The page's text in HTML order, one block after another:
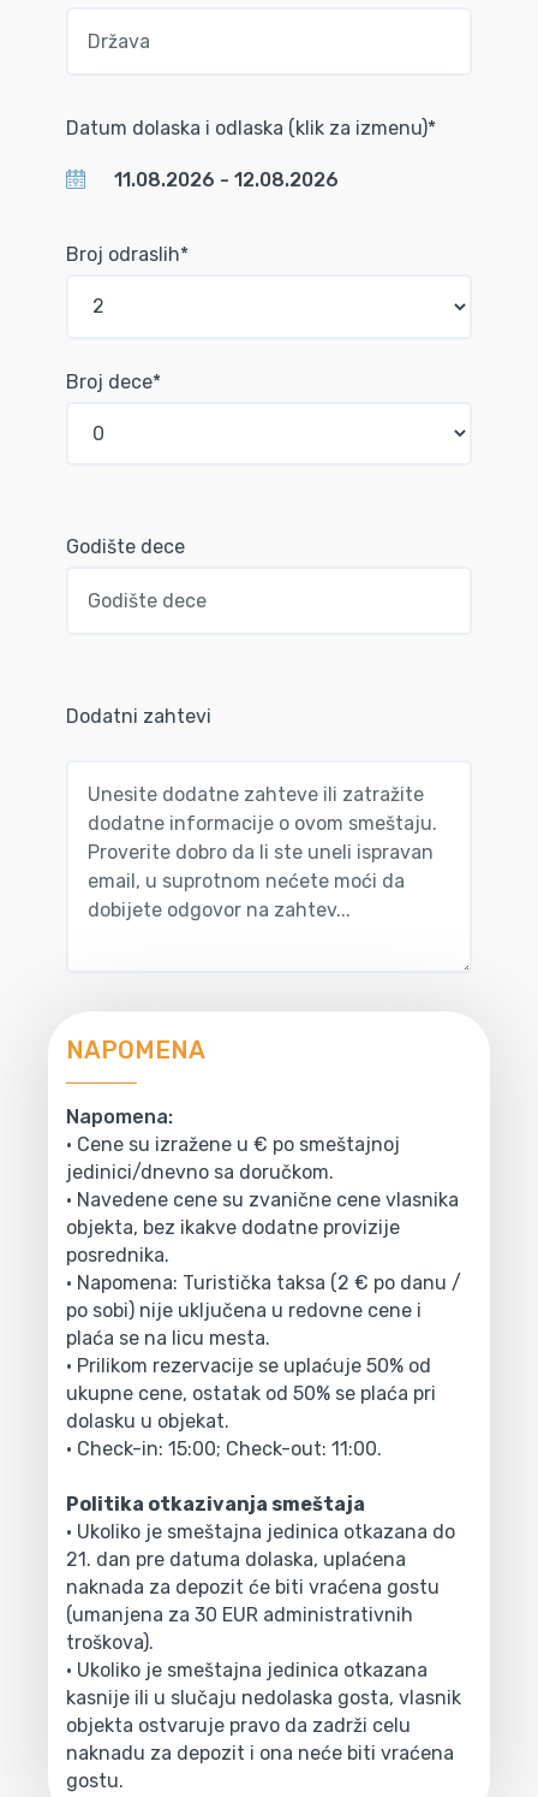
Datum dolaska i odlaska (klik za izmenu)*
Broj odraslih*
Broj dece*
Godište dece
Dodatni zahtevi
NAPOMENA
Napomena:
• Cene su izražene u € po smeštajnoj
jedinici/dnevno sa doručkom.
• Navedene cene su zvanične cene vlasnika
objekta, bez ikakve dodatne provizije
posrednika.
• Napomena: Turistička taksa (2 € po danu /
po sobi) nije uključena u redovne cene i
plaća se na licu mesta.
• Prilikom rezervacije se uplaćuje 50% od
ukupne cene, ostatak od 50% se plaća pri
dolasku u objekat.
• Check-in: 15:00; Check-out: 11:00.
Politika otkazivanja smeštaja
• Ukoliko je smeštajna jedinica otkazana do
21. dan pre datuma dolaska, uplaćena
naknada za depozit će biti vraćena gostu
(umanjena za 30 EUR administrativnih
troškova).
• Ukoliko je smeštajna jedinica otkazana
kasnije ili u slučaju nedolaska gosta, vlasnik
objekta ostvaruje pravo da zadrži celu
naknadu za depozit i ona neće biti vraćena
gostu.